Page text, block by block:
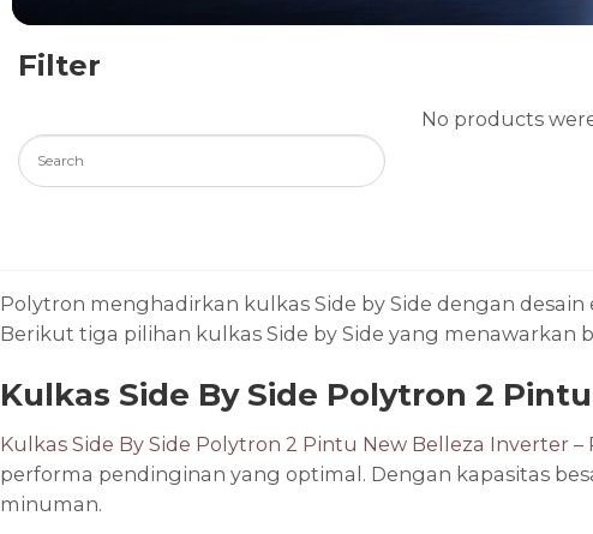
Filter
No products
Polytron menghadirkan kulkas Side by Side dengan
Berikut tiga pilihan kulkas Side by Side yang menawarkan
Kulkas Side By Side Polytron 2
Kulkas Side By Side Polytron 2 Pintu New Belleza Inverter –
performa pendinginan yang optimal. Dengan kapasitas
minuman.